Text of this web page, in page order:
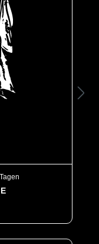
TK ist ein
welches sowohl
anorganischen
schützt.
ist ebenfalls
sowie
der Schuhe
Abtropfen von